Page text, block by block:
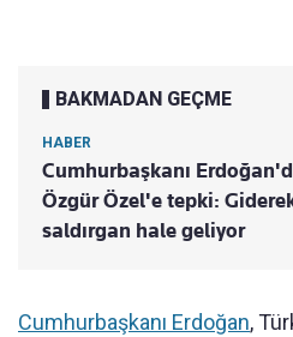
BAKMADAN GEÇME
HABER
Cumhurbaşkanı
Özgür Özel'e tepki:
saldırgan hale geliyor
Cumhurbaşkanı Erdoğan,